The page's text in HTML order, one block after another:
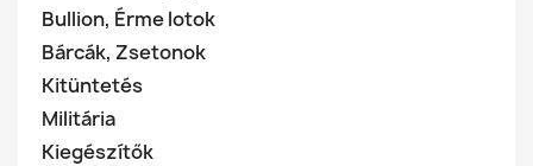
Bullion, Érme lotok
Bárcák, Zsetonok
Kitüntetés
Militária
Kiegészítők